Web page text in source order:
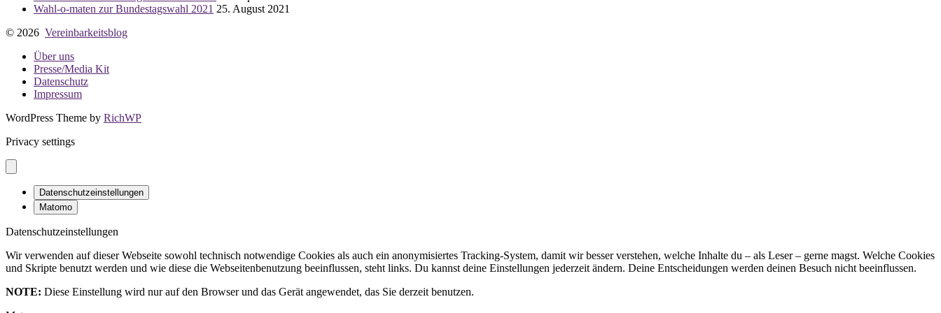
Wahl-o-maten zur Bundestagswahl 2021 25. August 2021
© 2026 Vereinbarkeitsblog
Über uns
Presse/Media Kit
Datenschutz
Impressum
WordPress Theme by RichWP
Privacy settings
Datenschutzeinstellungen
Matomo
Datenschutzeinstellungen
Wir verwenden auf dieser Webseite sowohl technisch notwendige Cookies als auch ein anonymisiertes Tracking-System, damit wir besser verstehen, welche Inhalte du – als Leser – gerne magst. Welche Cookies
und Skripte benutzt werden und wie diese die Webseitenbenutzung beeinflussen, steht links. Du kannst deine Einstellungen jederzeit ändern. Deine Entscheidungen werden deinen Besuch nicht beeinflussen.
NOTE: Diese Einstellung wird nur auf den Browser und das Gerät angewendet, das Sie derzeit benutzen.